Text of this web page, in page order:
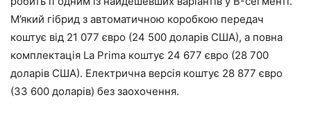
М’який гібрид з автоматичною коробкою передач
коштує від 21 077 євро (24 500 доларів США), а повна
комплектація La Prima коштує 24 677 євро (28 700
доларів США). Електрична версія коштує 28 877 євро
(33 600 доларів) без заохочення.